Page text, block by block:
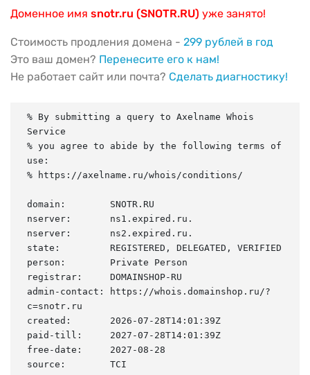
Доменное имя snotr.ru (SNOTR.RU) уже занято!
Стоимость продления домена - 299 рублей в год
Это ваш домен? Перенесите его к нам!
Не работает сайт или почта? Сделать диагностику!
% By submitting a query to Axelname Whois
Service
% you agree to abide by the following terms of
use:
% https://axelname.ru/whois/conditions/
domain:        SNOTR.RU
nserver:       ns1.expired.ru.
nserver:       ns2.expired.ru.
state:         REGISTERED, DELEGATED, VERIFIED
person:        Private Person
registrar:     DOMAINSHOP-RU
admin-contact: https://whois.domainshop.ru/?
c=snotr.ru
created:       2026-07-28T14:01:39Z
paid-till:     2027-07-28T14:01:39Z
free-date:     2027-08-28
source:        TCI